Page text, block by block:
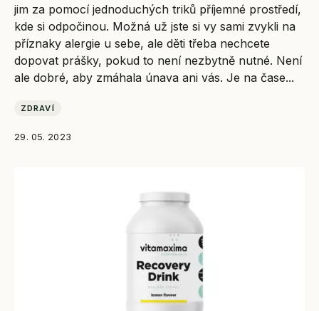
jim za pomocí jednoduchých triků příjemné prostředí,
kde si odpočinou. Možná už jste si vy sami zvykli na
příznaky alergie u sebe, ale děti třeba nechcete
dopovat prášky, pokud to není nezbytně nutné. Není
ale dobré, aby zmáhala únava ani vás. Je na čase...
ZDRAVÍ
29. 05. 2023